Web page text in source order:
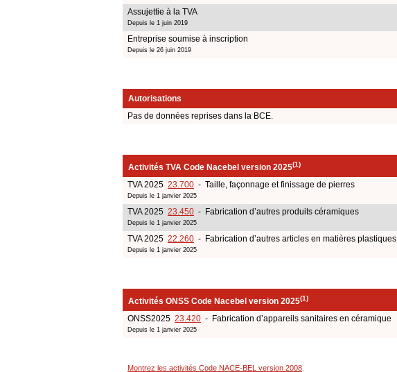
Assujettie à la TVA
Depuis le 1 juin 2019
Entreprise soumise à inscription
Depuis le 26 juin 2019
Autorisations
Pas de données reprises dans la BCE.
Activités TVA Code Nacebel version 2025(1)
TVA 2025 23.700 - Taille, façonnage et finissage de pierres
Depuis le 1 janvier 2025
TVA 2025 23.450 - Fabrication d’autres produits céramiques
Depuis le 1 janvier 2025
TVA 2025 22.260 - Fabrication d’autres articles en matières plastiques
Depuis le 1 janvier 2025
Activités ONSS Code Nacebel version 2025(1)
ONSS2025 23.420 - Fabrication d’appareils sanitaires en céramique
Depuis le 1 janvier 2025
Montrez les activités Code NACE-BEL version 2008